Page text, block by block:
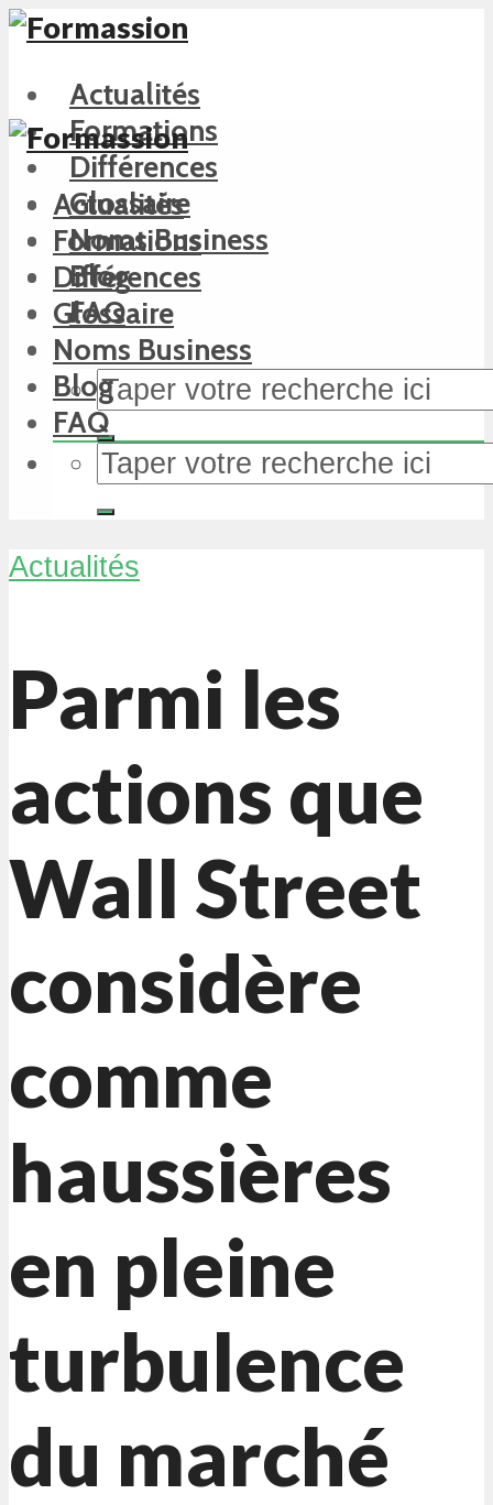
Actualités
Formations
Différences
Glossaire
Noms Business
Blog
FAQ
Actualités
Formations
Différences
Glossaire
Noms Business
Blog
FAQ
Actualités
Parmi les
actions que
Wall Street
considère
comme
haussières
en pleine
turbulence
du marché